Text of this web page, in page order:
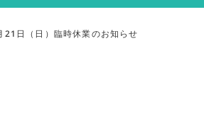
21日（日）臨時休業のお知らせ